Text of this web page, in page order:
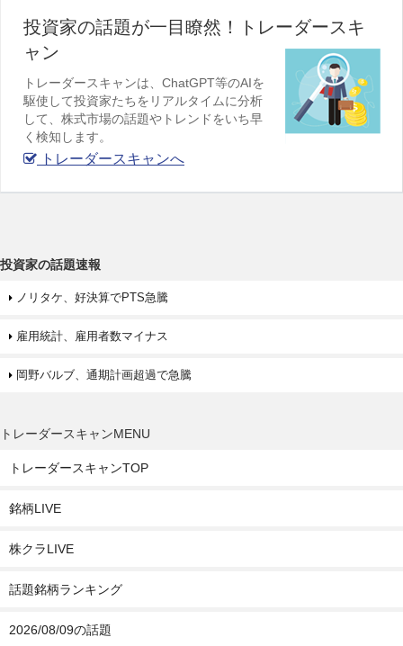
投資家の話題が一目瞭然！トレーダースキ
ャン
トレーダースキャンは、ChatGPT等のAIを
駆使して投資家たちをリアルタイムに分析
して、株式市場の話題やトレンドをいち早
く検知します。
トレーダースキャンへ
投資家の話題速報
ノリタケ、好決算でPTS急騰
雇用統計、雇用者数マイナス
岡野バルブ、通期計画超過で急騰
トレーダースキャンMENU
トレーダースキャンTOP
銘柄LIVE
株クラLIVE
話題銘柄ランキング
2026/08/09の話題